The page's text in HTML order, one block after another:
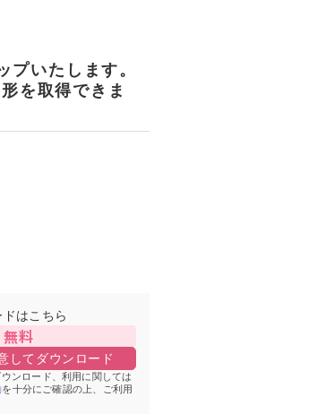
いたします。
を取得できま
はこちら
無料
してダウンロード
ンロード、利用に関しては
を十分にご確認の上、ご利用